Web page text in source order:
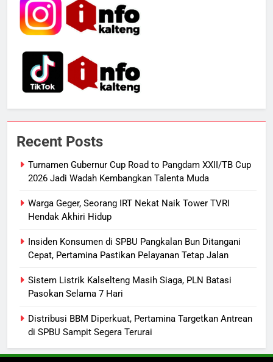
Recent Posts
Turnamen Gubernur Cup Road to Pangdam XXII/TB Cup
2026 Jadi Wadah Kembangkan Talenta Muda
Warga Geger, Seorang IRT Nekat Naik Tower TVRI
Hendak Akhiri Hidup
Insiden Konsumen di SPBU Pangkalan Bun Ditangani
Cepat, Pertamina Pastikan Pelayanan Tetap Jalan
Sistem Listrik Kalselteng Masih Siaga, PLN Batasi
Pasokan Selama 7 Hari
Distribusi BBM Diperkuat, Pertamina Targetkan Antrean
di SPBU Sampit Segera Terurai
6
Dugaan Korupsi Dana Hibah
Pilkada Rp40 Miliar
HUKUM DAN KRIMINAL
7
Presiden Prabowo Minta Bahlil
Segera Tuntaskan Pemadaman
Sudarsono: Keberhasilan APBD
Bukan Sekadar Hemat Anggaran
DPRD KALTENG LEGISLATIF
Turnamen Gubernur Cup Road to
Wadah Kembangkan Talenta Muda
SPORTS
2